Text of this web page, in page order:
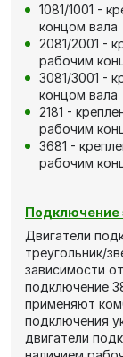
1081/1001 -
концом вала
2081/2001 -
рабочим
3081/3001 -
концом вала
2181 -
рабочим
3681 -
рабочим
Подключение
Двигатели
треугольник/
зависимости
подключение
применяют
подключения
двигатели